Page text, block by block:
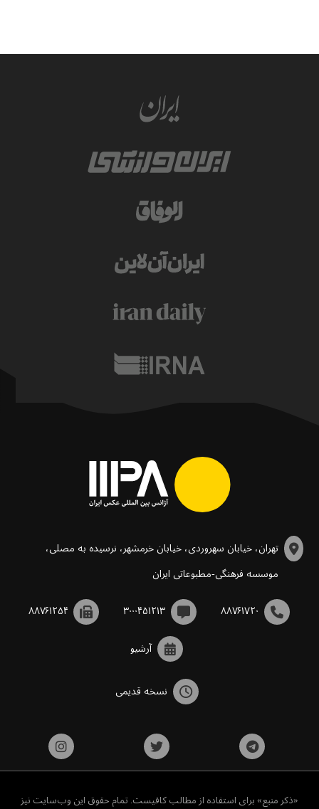
تهران، خیابان سهروردی، خیابان خرمشهر، نرسیده به مصلی،
موسسه فرهنگی-مطبوعاتی ایران
۸۸۷۶۱۷۲۰ ۳۰۰۰۴۵۱۲۱۳ ۸۸۷۶۱۲۵۴
آرشیو
نسخه قدیمی
«ذکر منبع» برای استفاده از مطالب کافیست. تمام حقوق این وب‌سایت نیز